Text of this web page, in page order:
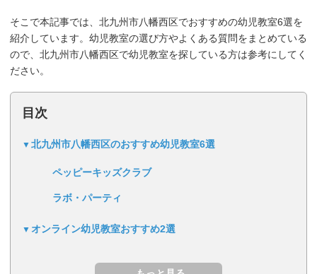
そこで本記事では、北九州市八幡西区でおすすめの幼児教室6選を
紹介しています。幼児教室の選び方やよくある質問をまとめている
ので、北九州市八幡西区で幼児教室を探している方は参考にしてく
ださい。
目次
北九州市八幡西区のおすすめ幼児教室6選
ペッピーキッズクラブ
ラボ・パーティ
オンライン幼児教室おすすめ2選